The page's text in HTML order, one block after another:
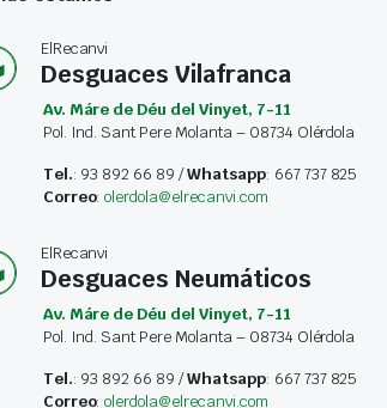
ElRecanvi
Desguaces Vilafranca
Av. Máre de Déu del Vinyet, 7-11
Pol. Ind. Sant Pere Molanta – 08734 Olérdola
Tel.: 93 892 66 89 /Whatsapp: 667 737 825
Correo:olerdola@elrecanvi.com
ElRecanvi
Desguaces Neumáticos
Av. Máre de Déu del Vinyet, 7-11
Pol. Ind. Sant Pere Molanta – 08734 Olérdola
Tel.: 93 892 66 89 /Whatsapp: 667 737 825
Correo:olerdola@elrecanvi.com